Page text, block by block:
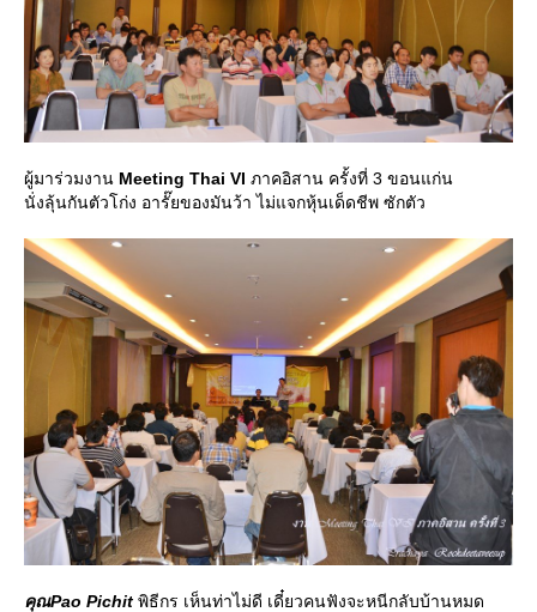
ผู้มาร่วมงาน Meeting Thai VI ภาคอิสาน ครั้งที่ 3 ขอนแก่น
นั่งลุ้นกันตัวโก่ง อารั๊ยของมันว้า ไม่แจกหุ้นเด็ดชีพ ซักตัว
คุณPao Pichit พิธีกร เห็นท่าไม่ดี เดี๋ยวคนฟังจะหนีกลับบ้านหมด